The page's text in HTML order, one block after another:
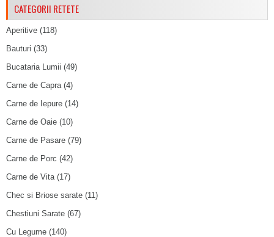
CATEGORII RETETE
Aperitive (118)
Bauturi (33)
Bucataria Lumii (49)
Carne de Capra(4)
Carne de Iepure (14)
Carne de Oaie (10)
Carne de Pasare (79)
Carne de Porc (42)
Carne de Vita(17)
Chec si Briose sarate (11)
Chestiuni Sarate (67)
Cu Legume (140)